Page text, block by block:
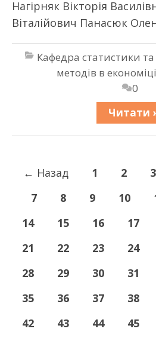
Нагірняк Вікторія
Віталійович Панасюк
Кафедра статистики
методів в економіці
0
Читати
← Назад 1 2 3
7
8 9 10
14
15 16 17
21
22 23 24
28
29 30 31
35
36 37 38
42
43 44 45